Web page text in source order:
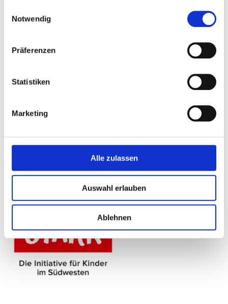
Notwendig
Präferenzen
Statistiken
Marketing
Alle zulassen
Auswahl erlauben
Ablehnen